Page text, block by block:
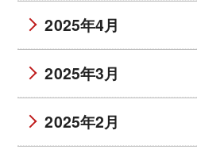
2025年4月
2025年3月
2025年2月